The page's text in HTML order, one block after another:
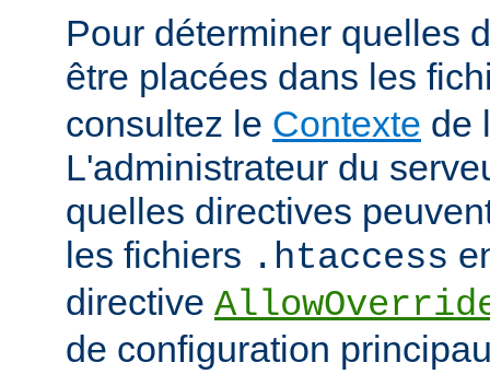
Pour déterminer quelles
être placées dans les
consultez le Contexte de
L'administrateur du
quelles directives
les fichiers .htaccess
directive
de configuration